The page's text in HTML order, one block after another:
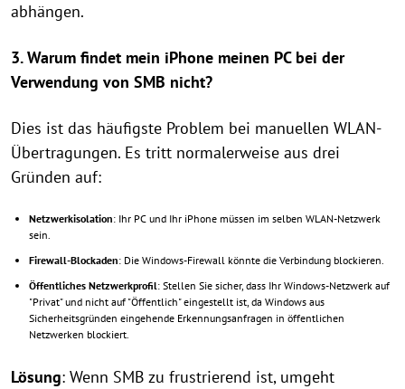
abhängen.
3. Warum findet mein iPhone meinen PC bei der
Verwendung von SMB nicht?
Dies ist das häufigste Problem bei manuellen WLAN-
Übertragungen. Es tritt normalerweise aus drei
Gründen auf:
Netzwerkisolation: Ihr PC und Ihr iPhone müssen im selben WLAN-Netzwerk
sein.
Firewall-Blockaden: Die Windows-Firewall könnte die Verbindung blockieren.
Öffentliches Netzwerkprofil: Stellen Sie sicher, dass Ihr Windows-Netzwerk auf
"Privat" und nicht auf "Öffentlich" eingestellt ist, da Windows aus
Sicherheitsgründen eingehende Erkennungsanfragen in öffentlichen
Netzwerken blockiert.
Lösung: Wenn SMB zu frustrierend ist, umgeht